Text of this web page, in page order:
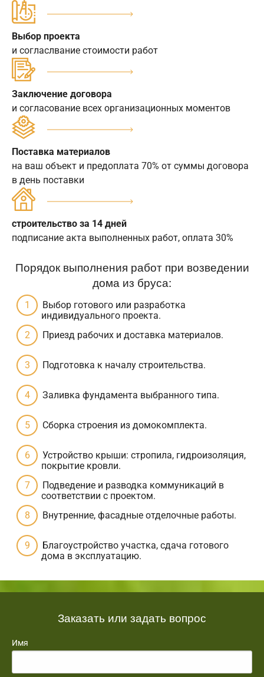
Выбор проекта
и согласлвание стоимости работ
Заключение договора
и согласование всех организационных моментов
Поставка материалов
на ваш объект и предоплата 70% от суммы договора
в день поставки
строительство за 14 дней
подписание акта выполненных работ, оплата 30%
Порядок выполнения работ при возведении
дома из бруса:
Выбор готового или разработка
индивидуального проекта.
Приезд рабочих и доставка материалов.
Подготовка к началу строительства.
Заливка фундамента выбранного типа.
Сборка строения из домокомплекта.
Устройство крыши: стропила, гидроизоляция,
покрытие кровли.
Подведение и разводка коммуникаций в
соответствии с проектом.
Внутренние, фасадные отделочные работы.
Благоустройство участка, сдача готового
дома в эксплуатацию.
Заказать или задать вопрос
Имя